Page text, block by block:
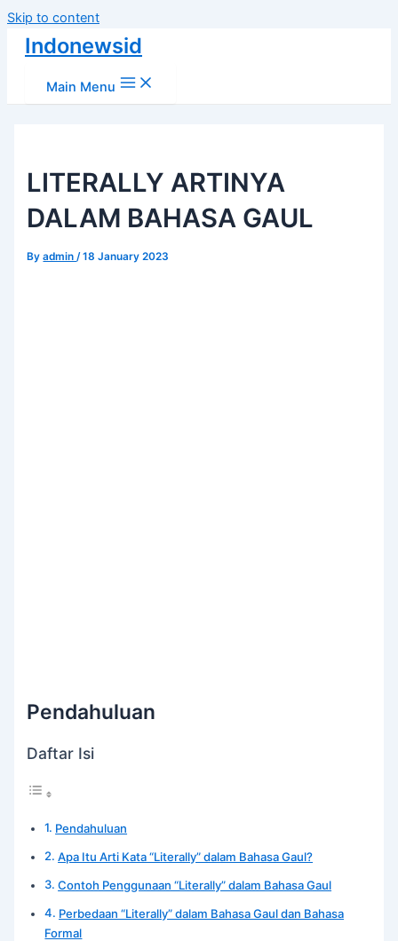
Skip to content
Indonewsid
Main Menu
LITERALLY ARTINYA
DALAM BAHASA GAUL
Byadmin/18 January 2023
Pendahuluan
Daftar Isi
Pendahuluan
Apa Itu Arti Kata “Literally” dalam Bahasa Gaul?
Contoh Penggunaan “Literally” dalam Bahasa Gaul
Perbedaan “Literally” dalam Bahasa Gaul dan Bahasa
Formal